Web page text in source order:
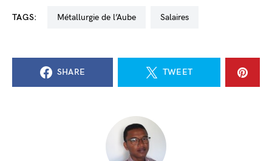
TAGS: métallurgie de l’Aube salaires
SHARE TWEET